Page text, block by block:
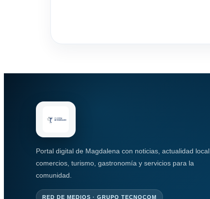
Portal digital de Magdalena con noticias, actualidad local,
comercios, turismo, gastronomía y servicios para la
comunidad.
RED DE MEDIOS · GRUPO TECNOCOM